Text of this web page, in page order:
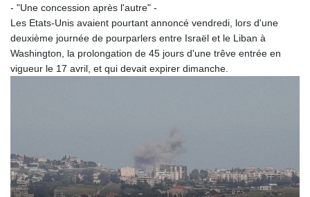
- "Une concession après l'autre" -
Les Etats-Unis avaient pourtant annoncé vendredi, lors d'une
deuxième journée de pourparlers entre Israël et le Liban à
Washington, la prolongation de 45 jours d'une trêve entrée en
vigueur le 17 avril, et qui devait expirer dimanche.